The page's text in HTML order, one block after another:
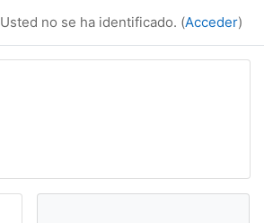
Usted no se ha identificado. (Acceder)